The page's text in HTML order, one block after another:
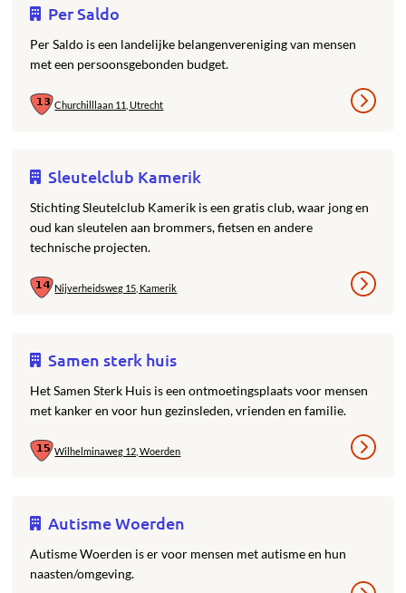
Per Saldo
Per Saldo is een landelijke belangenvereniging van mensen
met een persoonsgebonden budget.
Churchilllaan 11, Utrecht
Sleutelclub Kamerik
Stichting Sleutelclub Kamerik is een gratis club, waar jong en
oud kan sleutelen aan brommers, fietsen en andere
technische projecten.
Nijverheidsweg 15, Kamerik
Samen sterk huis
Het Samen Sterk Huis is een ontmoetingsplaats voor mensen
met kanker en voor hun gezinsleden, vrienden en familie.
Wilhelminaweg 12, Woerden
Autisme Woerden
Autisme Woerden is er voor mensen met autisme en hun
naasten/omgeving.